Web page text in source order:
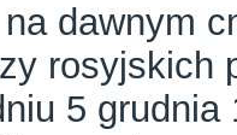
dawnym
5